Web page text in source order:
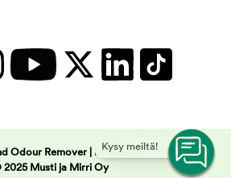
Kysy meiltä!
Odour Remover | Musti ja Mirri -
Copyright
2025 Musti ja Mirri Oy